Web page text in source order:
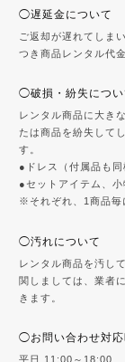
◯遅延金について
ご返却が遅れてしま
つき商品レンタル代
◯破損・紛失につい
レンタル商品に大き
たは商品を紛失して
す。
●ドレス（付属品も
●セットアイテム、
※それぞれ、1商品毎
◯汚れについて
レンタル商品を汚し
関しましては、業者
きます。
◯お問い合わせ対応
平日 11:00～18:00